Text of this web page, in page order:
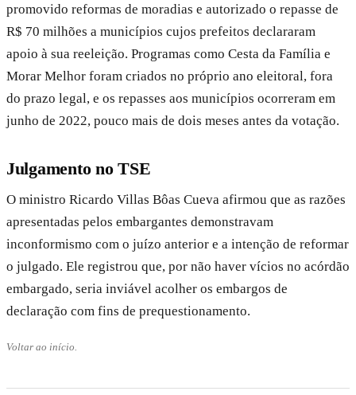
promovido reformas de moradias e autorizado o repasse de
R$ 70 milhões a municípios cujos prefeitos declararam
apoio à sua reeleição. Programas como Cesta da Família e
Morar Melhor foram criados no próprio ano eleitoral, fora
do prazo legal, e os repasses aos municípios ocorreram em
junho de 2022, pouco mais de dois meses antes da votação.
Julgamento no TSE
O ministro Ricardo Villas Bôas Cueva afirmou que as razões
apresentadas pelos embargantes demonstravam
inconformismo com o juízo anterior e a intenção de reformar
o julgado. Ele registrou que, por não haver vícios no acórdão
embargado, seria inviável acolher os embargos de
declaração com fins de prequestionamento.
Voltar ao início.